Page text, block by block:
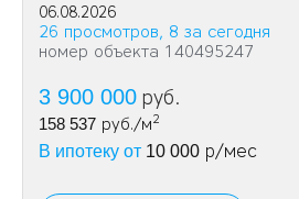
06.08.2026
26 просмотров, 8 за сегодня
номер объекта 140495247
3 900 000 руб.
158 537 руб./м2
В ипотеку от 10 000 р/мес